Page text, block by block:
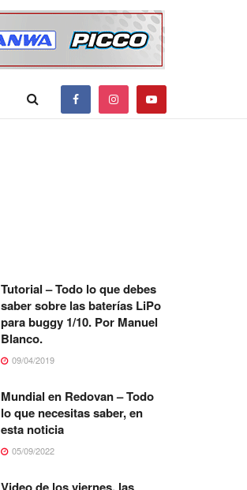
Tutorial – Todo lo que debes
saber sobre las baterías LiPo
para buggy 1/10. Por Manuel
Blanco.
09/04/2019
Mundial en Redovan – Todo
lo que necesitas saber, en
esta noticia
05/09/2022